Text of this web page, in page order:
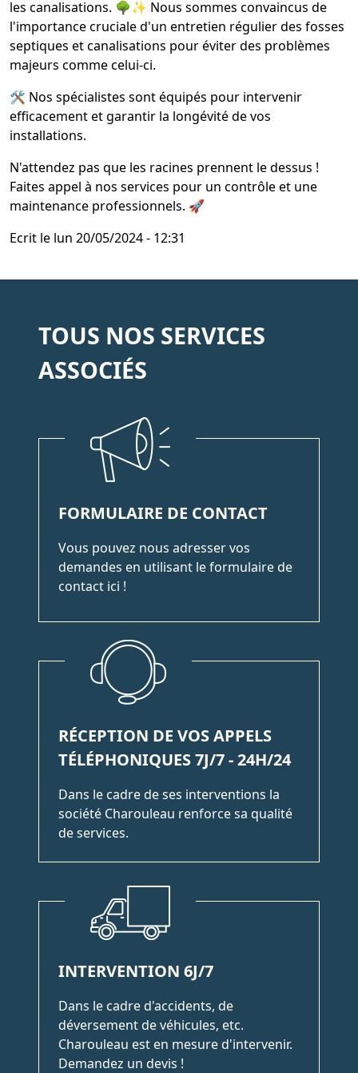
les canalisations. 🌳✨ Nous sommes convaincus de
l'importance cruciale d'un entretien régulier des fosses
septiques et canalisations pour éviter des problèmes
majeurs comme celui-ci.
🛠️ Nos spécialistes sont équipés pour intervenir
efficacement et garantir la longévité de vos
installations.
N'attendez pas que les racines prennent le dessus !
Faites appel à nos services pour un contrôle et une
maintenance professionnels. 🚀
Ecrit le lun 20/05/2024 - 12:31
TOUS NOS SERVICES
ASSOCIÉS
FORMULAIRE DE CONTACT
Vous pouvez nous adresser vos
demandes en utilisant le formulaire de
contact ici !
RÉCEPTION DE VOS APPELS
TÉLÉPHONIQUES 7J/7 - 24H/24
Dans le cadre de ses interventions la
société Charouleau renforce sa qualité
de services.
INTERVENTION 6J/7
Dans le cadre d'accidents, de
déversement de véhicules, etc.
Charouleau est en mesure d'intervenir.
Demandez un devis !